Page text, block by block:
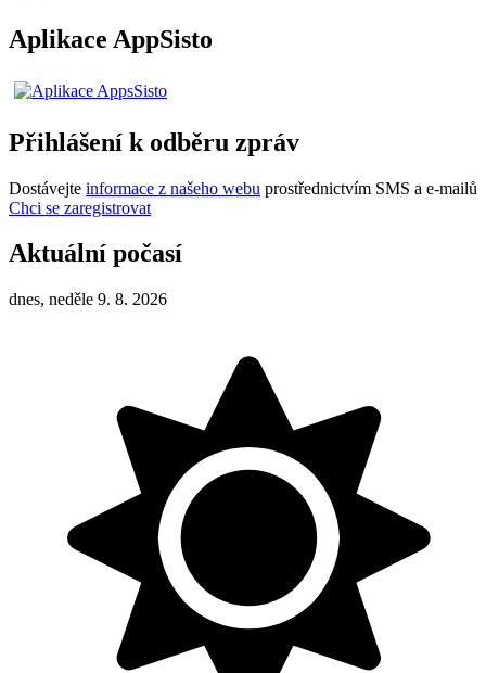
Aplikace AppSisto
Přihlášení k odběru zpráv
Dostávejte informace z našeho webu prostřednictvím SMS a e-mailů
Chci se zaregistrovat
Aktuální počasí
dnes, neděle 9. 8. 2026